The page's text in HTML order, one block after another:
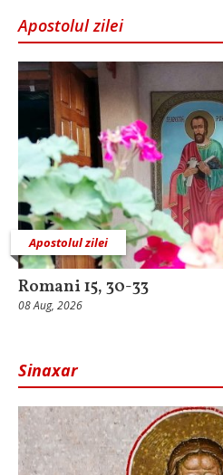
Apostolul zilei
Apostolul zilei
Romani 15, 30-33
08 Aug, 2026
Sinaxar